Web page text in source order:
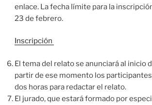
enlace. La fecha límite para la
23 de febrero.
Inscripción
El tema del relato se anunciará al inicio
partir de ese momento los
dos horas para redactar el relato.
El jurado, que estará formado por